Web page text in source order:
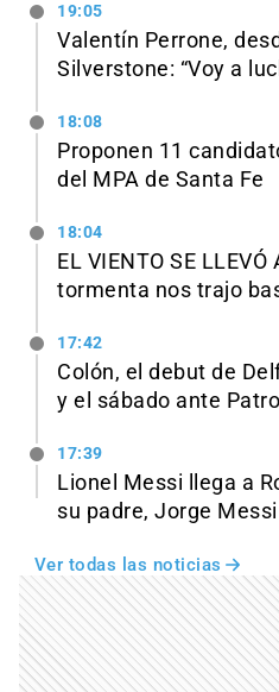
19:05
Valentín Perrone,
Silverstone: “Voy a
18:08
Proponen 11
del MPA de Santa Fe
18:04
EL VIENTO SE LLEVÓ
tormenta nos trajo
17:42
Colón, el debut de
y el sábado ante
17:39
Lionel Messi llega a
su padre, Jorge Messi
Ver todas las noticias